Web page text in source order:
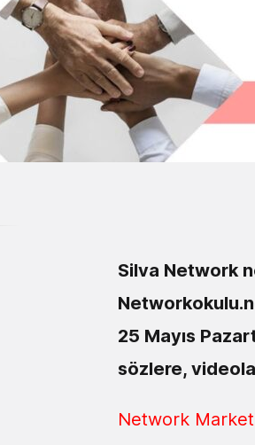
Silva Network
25 Mayıs
sözlere,
Network